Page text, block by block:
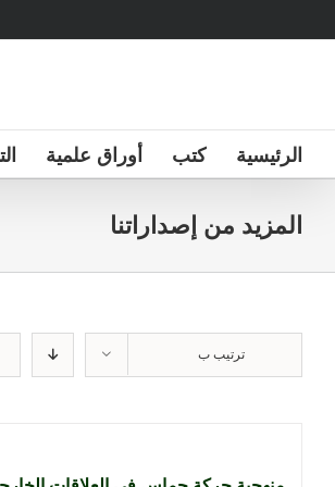
to
الرئيسية كتب أوراق علمية
المزيد من إصداراتنا
ترتيب ب